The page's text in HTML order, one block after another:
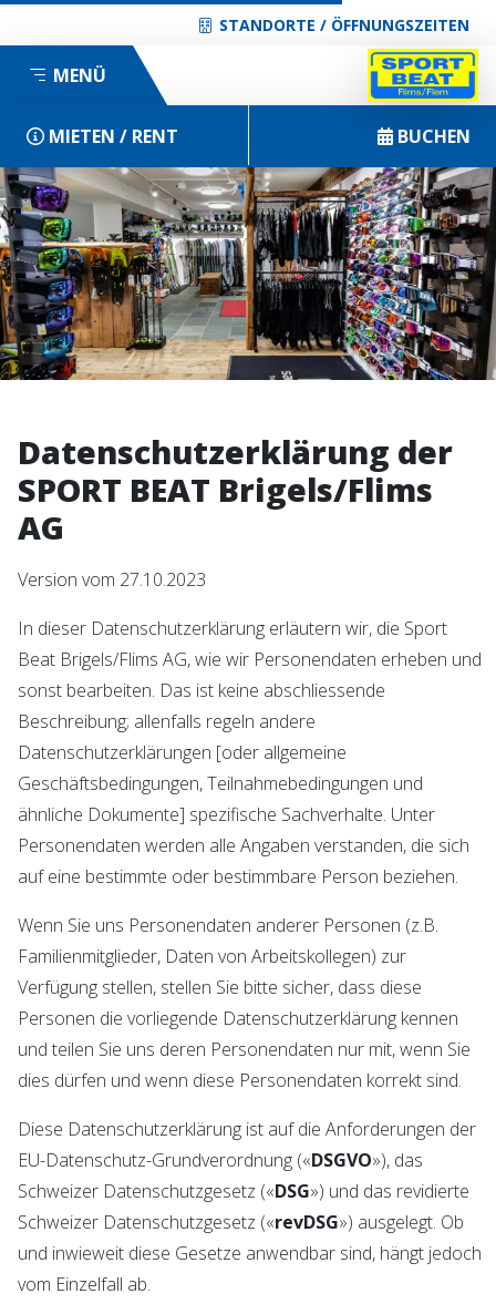
STANDORTE / ÖFFNUNGSZEITEN
MENÜ
MIETEN / RENT BUCHEN
Datenschutzerklärung der
SPORT BEAT Brigels/Flims
AG
Version vom 27.10.2023
In dieser Datenschutzerklärung erläutern wir, die Sport
Beat Brigels/Flims AG, wie wir Personendaten erheben und
sonst bearbeiten. Das ist keine abschliessende
Beschreibung; allenfalls regeln andere
Datenschutzerklärungen [oder allgemeine
Geschäftsbedingungen, Teilnahmebedingungen und
ähnliche Dokumente] spezifische Sachverhalte. Unter
Personendaten werden alle Angaben verstanden, die sich
auf eine bestimmte oder bestimmbare Person beziehen.
Wenn Sie uns Personendaten anderer Personen (z.B.
Familienmitglieder, Daten von Arbeitskollegen) zur
Verfügung stellen, stellen Sie bitte sicher, dass diese
Personen die vorliegende Datenschutzerklärung kennen
und teilen Sie uns deren Personendaten nur mit, wenn Sie
dies dürfen und wenn diese Personendaten korrekt sind.
Diese Datenschutzerklärung ist auf die Anforderungen der
EU-Datenschutz-Grundverordnung («DSGVO»), das
Schweizer Datenschutzgesetz («DSG») und das revidierte
Schweizer Datenschutzgesetz («revDSG») ausgelegt. Ob
und inwieweit diese Gesetze anwendbar sind, hängt jedoch
vom Einzelfall ab.